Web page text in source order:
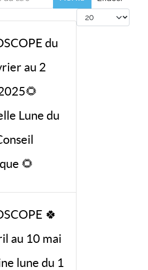
Afficher #
du
au 2
Lune du
🌻
🍀
au 10 mai
lune du 1